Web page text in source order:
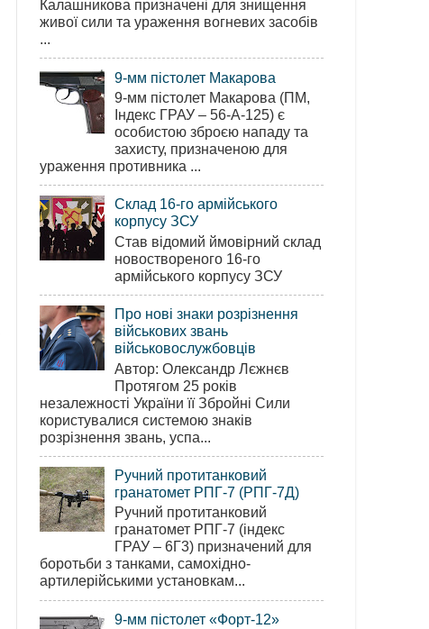
Калашникова призначені для знищення
живої сили та ураження вогневих засобів
...
9-мм пістолет Макарова
9-мм пістолет Макарова (ПМ,
Індекс ГРАУ – 56-А-125) є
особистою зброєю нападу та
захисту, призначеною для
ураження противника ...
Склад 16-го армійського
корпусу ЗСУ
Став відомий ймовірний склад
новоствореного 16-го
армійського корпусу ЗСУ
Про нові знаки розрізнення
військових звань
військовослужбовців
Автор: Олександр Лєжнєв
Протягом 25 років
незалежності України її Збройні Сили
користувалися системою знаків
розрізнення звань, успа...
Ручний протитанковий
гранатомет РПГ-7 (РПГ-7Д)
Ручний протитанковий
гранатомет РПГ-7 (індекс
ГРАУ – 6Г3) призначений для
боротьби з танками, самохідно-
артилерійськими установкам...
9-мм пістолет «Форт-12»